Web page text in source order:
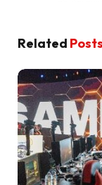
Related Posts